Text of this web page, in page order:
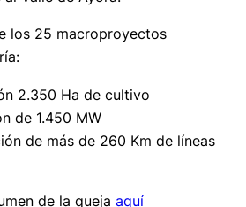
los 25 macroproyectos
2.350 Ha de cultivo
de 1.450 MW
de más de 260 Km de líneas
de la queja aquí